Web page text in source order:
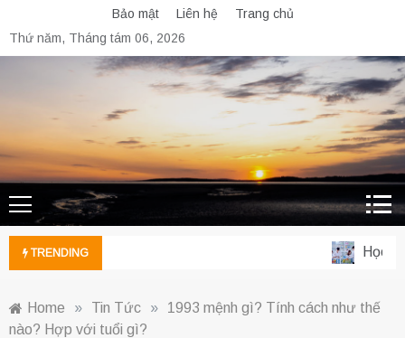
to
content
Bảo mật Liên hệ
Trang chủ
Thứ năm, Tháng tám 06, 2026
TRENDING Học
Home » Tin Tức »
1993 mệnh gì? Tính cách như thế
nào? Hợp với tuổi gì?